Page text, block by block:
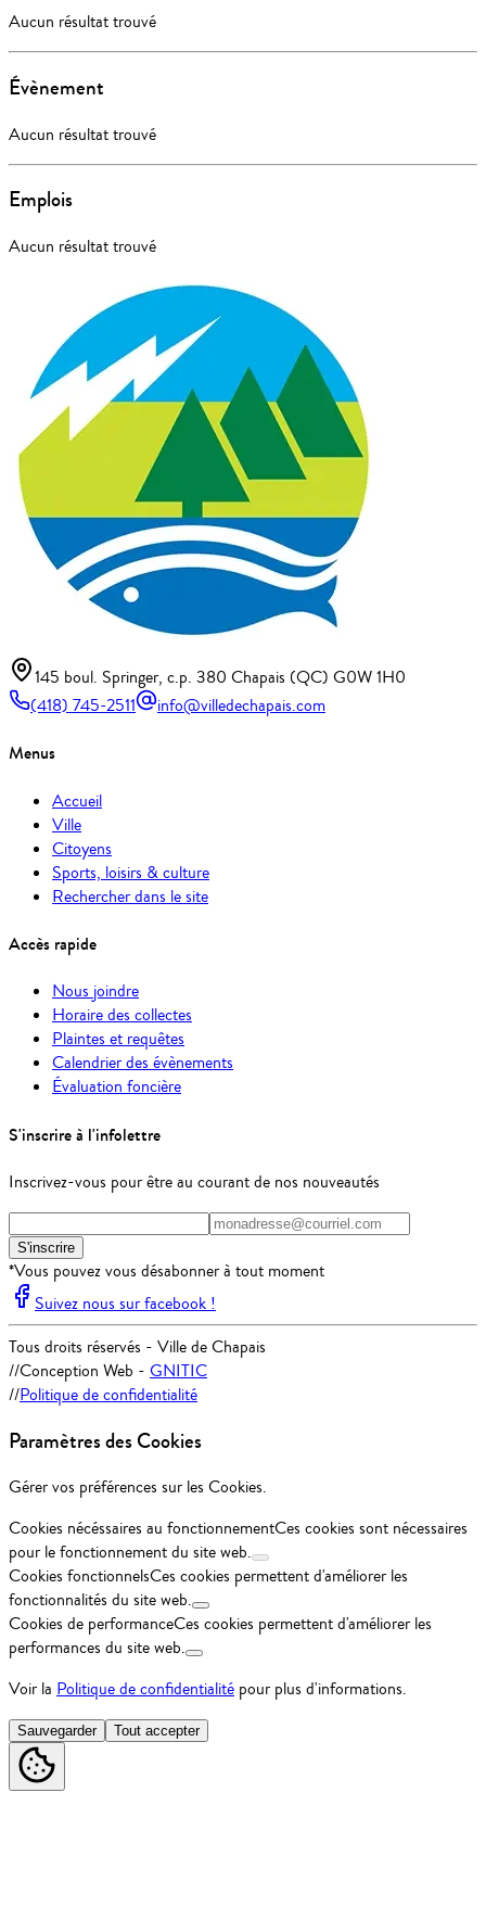
Aucun résultat trouvé
Évènement
Aucun résultat trouvé
Emplois
Aucun résultat trouvé
145 boul. Springer, c.p. 380 Chapais (QC) G0W 1H0
(418) 745-2511
info@villedechapais.com
Menus
Accueil
Ville
Citoyens
Sports, loisirs & culture
Rechercher dans le site
Accès rapide
Nous joindre
Horaire des collectes
Plaintes et requêtes
Calendrier des évènements
Évaluation foncière
S'inscrire à l'infolettre
Inscrivez-vous pour être au courant de nos nouveautés
S'inscrire
*Vous pouvez vous désabonner à tout moment
Suivez nous sur facebook !
Tous droits réservés - Ville de Chapais
//Conception Web - GNITIC
//Politique de confidentialité
Paramètres des Cookies
Gérer vos préférences sur les Cookies.
Cookies nécéssaires au fonctionnementCes cookies sont nécessaires
pour le fonctionnement du site web.
Cookies fonctionnelsCes cookies permettent d'améliorer les
fonctionnalités du site web.
Cookies de performanceCes cookies permettent d'améliorer les
performances du site web.
Voir la Politique de confidentialité pour plus d'informations.
Sauvegarder Tout accepter